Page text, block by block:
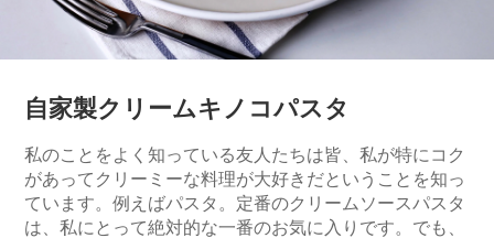
自家製クリームキノコパスタ
私のことをよく知っている友人たちは皆、私が特にコク
があってクリーミーな料理が大好きだということを知っ
ています。例えばパスタ。定番のクリームソースパスタ
は、私にとって絶対的な一番のお気に入りです。でも、